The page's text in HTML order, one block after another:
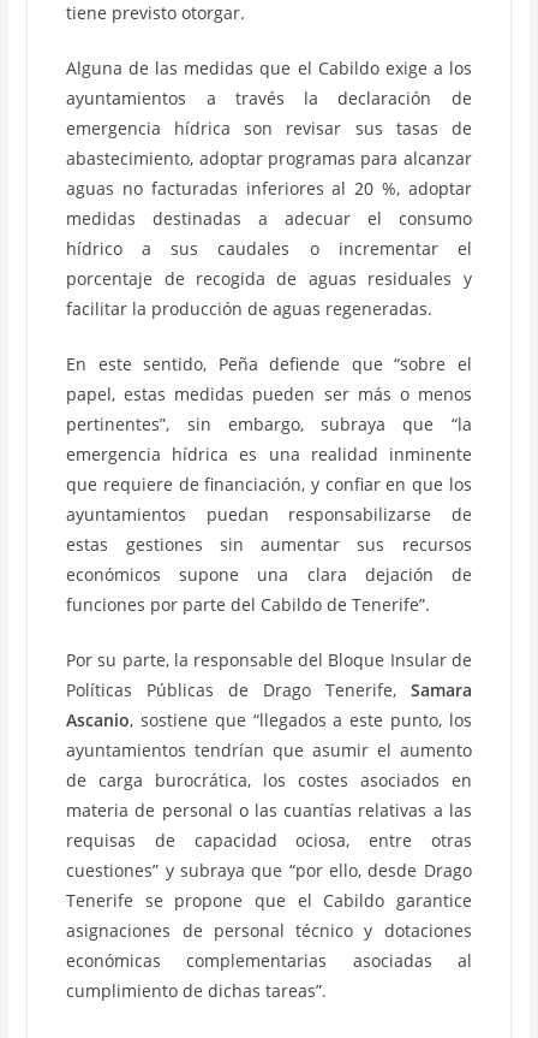
tiene previsto otorgar.
Alguna de las medidas que el Cabildo exige a los
ayuntamientos a través la declaración de
emergencia hídrica son revisar sus tasas de
abastecimiento, adoptar programas para alcanzar
aguas no facturadas inferiores al 20 %, adoptar
medidas destinadas a adecuar el consumo
hídrico a sus caudales o incrementar el
porcentaje de recogida de aguas residuales y
facilitar la producción de aguas regeneradas.
En este sentido, Peña defiende que “sobre el
papel, estas medidas pueden ser más o menos
pertinentes”, sin embargo, subraya que “la
emergencia hídrica es una realidad inminente
que requiere de financiación, y confiar en que los
ayuntamientos puedan responsabilizarse de
estas gestiones sin aumentar sus recursos
económicos supone una clara dejación de
funciones por parte del Cabildo de Tenerife”.
Por su parte, la responsable del Bloque Insular de
Políticas Públicas de Drago Tenerife, Samara
Ascanio, sostiene que “llegados a este punto, los
ayuntamientos tendrían que asumir el aumento
de carga burocrática, los costes asociados en
materia de personal o las cuantías relativas a las
requisas de capacidad ociosa, entre otras
cuestiones” y subraya que “por ello, desde Drago
Tenerife se propone que el Cabildo garantice
asignaciones de personal técnico y dotaciones
económicas complementarias asociadas al
cumplimiento de dichas tareas”.